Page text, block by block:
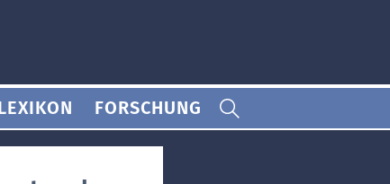
FORSCHUNG